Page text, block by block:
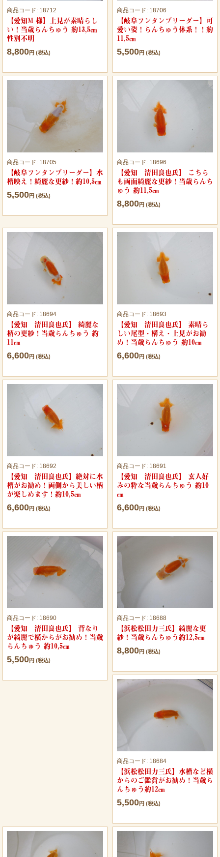
商品コード: 18712
【愛知M 様】上見が素晴らし
い！当歳らんちゅう 約13,5㎝
性別不明
8,800円 (税込)
商品コード: 18706
【岐阜フンタンブリーダー】可
愛い姿！らんちゅう体系！！約
11,5㎝
5,500円 (税込)
商品コード: 18705
【岐阜フンタンブリーダー】水
槽映え！綺麗な更紗！約10,5㎝
5,500円 (税込)
商品コード: 18696
【愛知 清田良也氏】 こちら
も両面綺麗な更紗！当歳らんち
ゅう 約11,5㎝
8,800円 (税込)
商品コード: 18694
【愛知 清田良也氏】 綺麗な
柄の更紗！当歳らんちゅう 約
11㎝
6,600円 (税込)
商品コード: 18693
【愛知 清田良也氏】 素晴ら
しい尾型・構え・上見がお勧
め！当歳らんちゅう 約10㎝
6,600円 (税込)
商品コード: 18692
【愛知 清田良也氏】絶対に水
槽がお勧め！両側から美しい柄
が楽しめます！約10,5㎝
6,600円 (税込)
商品コード: 18691
【愛知 清田良也氏】 玄人好
みの粋な当歳らんちゅう 約10
㎝
6,600円 (税込)
商品コード: 18690
【愛知 清田良也氏】 背なり
が綺麗で横からがお勧め！当歳
らんちゅう 約10,5㎝
5,500円 (税込)
商品コード: 18688
【浜松松田力三氏】綺麗な更
紗！当歳らんちゅう約12,5㎝
8,800円 (税込)
商品コード: 18684
【浜松松田力三氏】水槽など横
からのご鑑賞がお勧め！当歳ら
んちゅう約12㎝
5,500円 (税込)